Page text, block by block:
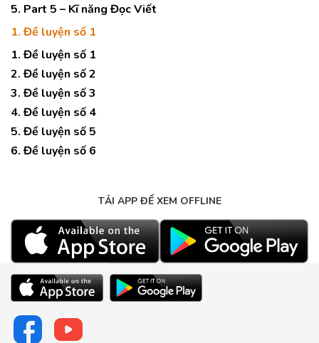
5. Part 5 – Kĩ năng Đọc Viết
1. Đề luyện số 1
1. Đề luyện số 1
2. Đề luyện số 2
3. Đề luyện số 3
4. Đề luyện số 4
5. Đề luyện số 5
6. Đề luyện số 6
TẢI APP ĐỂ XEM OFFLINE